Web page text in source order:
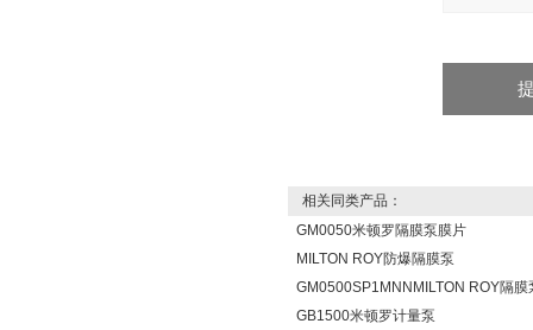
相关同类产品：
GM0050米顿罗隔膜泵膜片
MILTON ROY防爆隔膜泵
GM0500SP1MNNMILTON ROY隔膜
GB1500米顿罗计量泵